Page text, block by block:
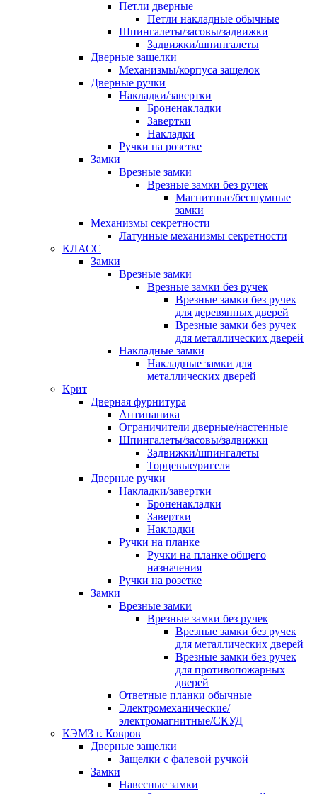
Петли дверные
Петли накладные обычные
Шпингалеты/засовы/задвижки
Задвижки/шпингалеты
Дверные защелки
Механизмы/корпуса защелок
Дверные ручки
Накладки/завертки
Броненакладки
Завертки
Накладки
Ручки на розетке
Замки
Врезные замки
Врезные замки без ручек
Магнитные/бесшумные
замки
Механизмы секретности
Латунные механизмы секретности
КЛАСС
Замки
Врезные замки
Врезные замки без ручек
Врезные замки без ручек
для деревянных дверей
Врезные замки без ручек
для металлических дверей
Накладные замки
Накладные замки для
металлических дверей
Крит
Дверная фурнитура
Антипаника
Ограничители дверные/настенные
Шпингалеты/засовы/задвижки
Задвижки/шпингалеты
Торцевые/ригеля
Дверные ручки
Накладки/завертки
Броненакладки
Завертки
Накладки
Ручки на планке
Ручки на планке общего
назначения
Ручки на розетке
Замки
Врезные замки
Врезные замки без ручек
Врезные замки без ручек
для металлических дверей
Врезные замки без ручек
для противопожарных
дверей
Ответные планки обычные
Электромеханические/
электромагнитные/СКУД
КЭМЗ г. Ковров
Дверные защелки
Защелки с фалевой ручкой
Замки
Навесные замки